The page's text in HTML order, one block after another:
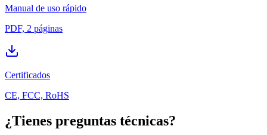
Manual de uso rápido
PDF, 2 páginas
Certificados
CE, FCC, RoHS
¿Tienes preguntas técnicas?